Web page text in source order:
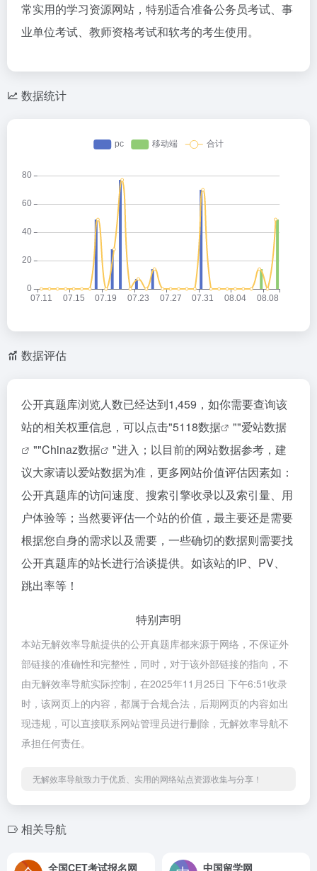
常实用的学习资源网站，特别适合准备公务员考试、事
业单位考试、教师资格考试和软考的考生使用。
数据统计
数据评估
公开真题库浏览人数已经达到1,459，如你需要查询该
站的相关权重信息，可以点击"5118数据 ""爱站数据
""Chinaz数据
"进入；以目前的网站数据参考，建
议大家请以爱站数据为准，更多网站价值评估因素如：
公开真题库的访问速度、搜索引擎收录以及索引量、用
户体验等；当然要评估一个站的价值，最主要还是需要
根据您自身的需求以及需要，一些确切的数据则需要找
公开真题库的站长进行洽谈提供。如该站的IP、PV、
跳出率等！
特别声明
本站无解效率导航提供的公开真题库都来源于网络，不保证外
部链接的准确性和完整性，同时，对于该外部链接的指向，不
由无解效率导航实际控制，在2025年11月25日 下午6:51收录
时，该网页上的内容，都属于合规合法，后期网页的内容如出
现违规，可以直接联系网站管理员进行删除，无解效率导航不
承担任何责任。
无解效率导航致力于优质、实用的网络站点资源收集与分享！
相关导航
全国CET考试报名网 中国留学网